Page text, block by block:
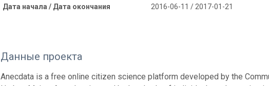
Дата начала / Дата окончания 2016-06-11 / 2017-01-21
Данные проекта
Anecdata is a free online citizen science platform developed by the